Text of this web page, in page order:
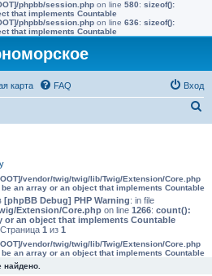
phpbb/session.php on line 580: sizeof():
that implements Countable
phpbb/session.php on line 636: sizeof():
that implements Countable
карта FAQ Вход
к
vendor/twig/twig/lib/Twig/Extension/Core.php
an array or an object that implements Countable
[phpBB Debug] PHP Warning: in file
Extension/Core.phpon line 1266: count():
or an object that implements Countable
Страница 1 из 1
vendor/twig/twig/lib/Twig/Extension/Core.php
an array or an object that implements Countable